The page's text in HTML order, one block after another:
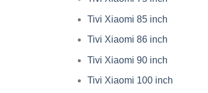
Tivi Xiaomi 85 inch
Tivi Xiaomi 86 inch
Tivi Xiaomi 90 inch
Tivi Xiaomi 100 inch